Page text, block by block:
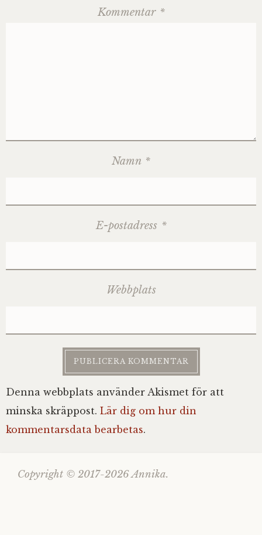
Kommentar *
Namn *
E-postadress *
Webbplats
Denna webbplats använder Akismet för att
minska skräppost. Lär dig om hur din
kommentarsdata bearbetas.
Copyright © 2017-2026 Annika.